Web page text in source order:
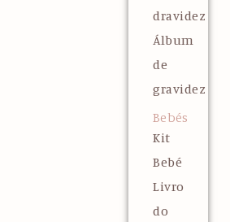
dravidez
Álbum
de
gravidez
Bebés
Kit
Bebé
Livro
do